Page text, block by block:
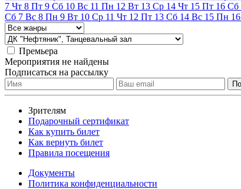
7 Чт 8 Пт 9 Сб 10 Вс 11 Пн 12 Вт 13 Ср 14 Чт 15 Пт 16 Сб
Сб 7 Вс 8 Пн 9 Вт 10 Ср 11 Чт 12 Пт 13 Сб 14 Вс 15 Пн 16
Премьера
Мероприятия не найдены
Подписаться на рассылку
Зрителям
Подарочный сертификат
Как купить билет
Как вернуть билет
Правила посещения
Документы
Политика конфиденциальности